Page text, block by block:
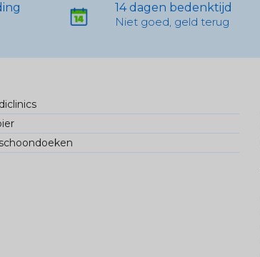
14 dagen bedenktijd
Niet goed, geld terug